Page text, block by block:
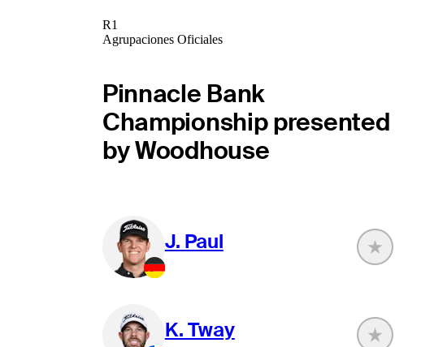
R1
Agrupaciones Oficiales
Pinnacle Bank
Championship presented
by Woodhouse
J. Paul
K. Tway